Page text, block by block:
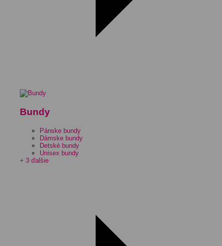
Bundy
Pánske bundy
Dámske bundy
Detské bundy
Unisex bundy
+ 3 ďalšie